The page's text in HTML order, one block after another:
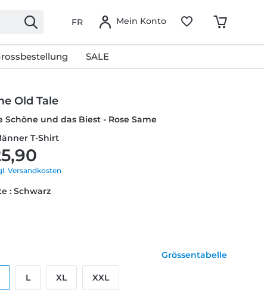
FR Mein Konto
SALE
Old Tale
Schöne und das Biest - Rose Same
T-Shirt
Versandkosten
: Schwarz
Grössentabelle
L XL XXL